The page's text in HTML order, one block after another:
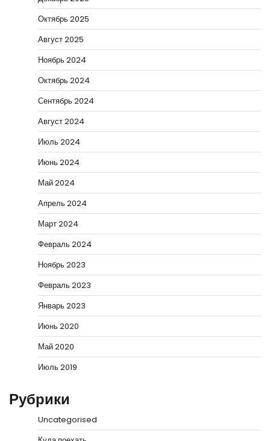
Октябрь 2025
Август 2025
Ноябрь 2024
Октябрь 2024
Сентябрь 2024
Август 2024
Июль 2024
Июнь 2024
Май 2024
Апрель 2024
Март 2024
Февраль 2024
Ноябрь 2023
Февраль 2023
Январь 2023
Июнь 2020
Май 2020
Июль 2019
Рубрики
Uncategorised